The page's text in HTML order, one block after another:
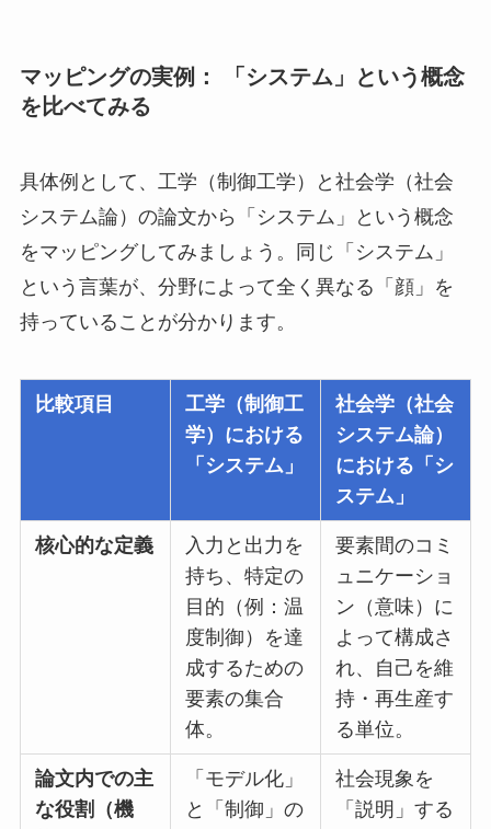
マッピングの実例： 「システム」という概念
を比べてみる
具体例として、工学（制御工学）と社会学（社会
システム論）の論文から「システム」という概念
をマッピングしてみましょう。同じ「システム」
という言葉が、分野によって全く異なる「顔」を
持っていることが分かります。
比較項目
工学（制御工
学）における
「システム」
社会学（社会
システム論）
における「シ
ステム」
核心的な定義
入力と出力を
持ち、特定の
目的（例：温
度制御）を達
成するための
要素の集合
体。
要素間のコミ
ュニケーショ
ン（意味）に
よって構成さ
れ、自己を維
持・再生産す
る単位。
論文内での主
な役割（機
「モデル化」
と「制御」の
社会現象を
「説明」する